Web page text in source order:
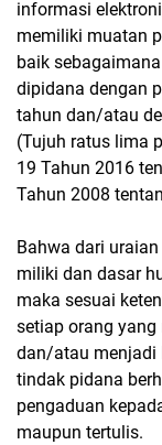
informasi
memiliki muatan
baik
dipidana dengan
tahun dan/atau
(Tujuh ratus lima
19 Tahun 2016
Tahun 2008
Bahwa dari
miliki dan dasar
maka sesuai
setiap orang
dan/atau menjadi
tindak pidana
pengaduan
maupun tertulis.